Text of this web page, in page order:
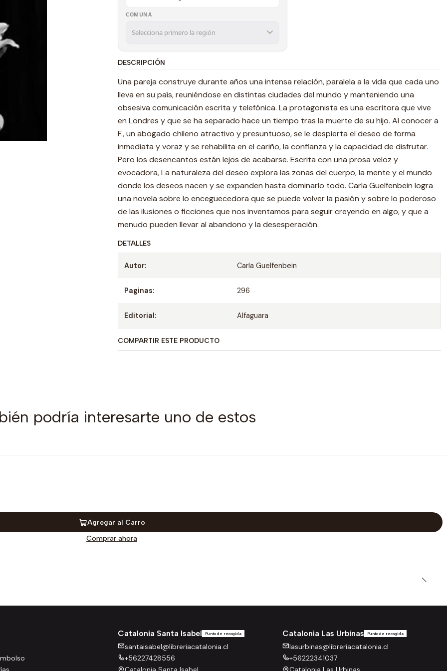
COMUNA
DESCRIPCIÓN
Una pareja construye durante años una intensa relación, paralela a la vida que cada uno
lleva en su país, reuniéndose en distintas ciudades del mundo y manteniendo una
obsesiva comunicación escrita y telefónica. La protagonista es una escritora que vive
en Londres y que se ha separado hace un tiempo tras la muerte de su hijo. Al conocer a
F., un abogado chileno atractivo y presuntuoso, se le despierta el deseo de forma
inmediata y voraz y se rehabilita en el cariño, la confianza y la capacidad de disfrutar.
Pero los desencantos están lejos de acabarse. Escrita con una prosa veloz y
evocadora, La naturaleza del deseo explora las zonas del cuerpo, la mente y el mundo
donde los deseos nacen y se expanden hasta dominarlo todo. Carla Guelfenbein logra
una novela sobre lo enceguecedora que se puede volver la pasión y sobre lo poderoso
de las ilusiones o ficciones que nos inventamos para seguir creyendo en algo, y que a
menudo pueden llevar al abandono y la desesperación.
DETALLES
Autor: Carla Guelfenbein
Paginas: 296
Editorial: Alfaguara
COMPARTIR ESTE PRODUCTO
podría interesarte uno de estos
Agregar al Carro
Comprar ahora
Catalonia Santa Isabel Punto de recogida
santaisabel@libreriacatalonia.cl
+56227428556
Catalonia Las Urbinas Punto de recogida
lasurbinas@libreriacatalonia.cl
+56222341037